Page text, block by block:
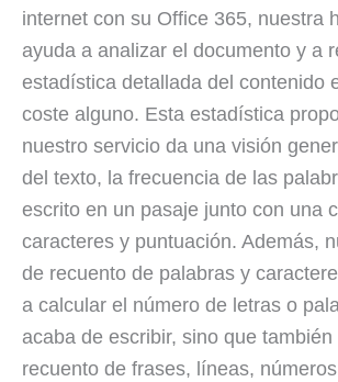
internet con su Office 365, nuestra
ayuda a analizar el documento y a
estadística detallada del contenido
coste alguno. Esta estadística
nuestro servicio da una visión
del texto, la frecuencia de las
escrito en un pasaje junto con una
caracteres y puntuación. Además,
de recuento de palabras y
a calcular el número de letras o
acaba de escribir, sino que también
recuento de frases, líneas,